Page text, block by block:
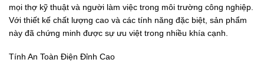
mọi thợ kỹ thuật và người làm việc trong môi trường công nghiệp.
Với thiết kế chất lượng cao và các tính năng đặc biệt, sản phẩm
này đã chứng minh được sự ưu việt trong nhiều khía cạnh.
Tính An Toàn Điện Đỉnh Cao